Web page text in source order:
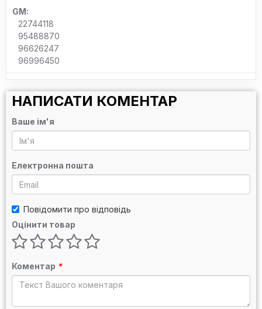
GM:
22744118
95488870
96626247
96996450
НАПИСАТИ КОМЕНТАР
Ваше ім'я
Електронна пошта
Повідомити про відповідь
Оцінити товар
Коментар *